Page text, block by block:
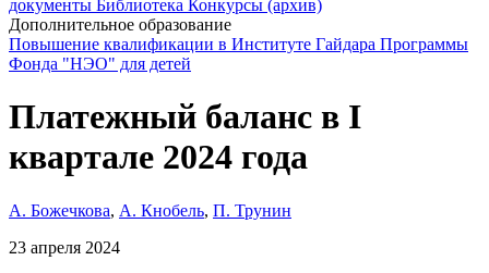
документы Библиотека Конкурсы (архив)
Дополнительное образование
Повышение квалификации в Институте Гайдара Программы
Фонда "НЭО" для детей
Платежный баланс в I
квартале 2024 года
А. Божечкова, А. Кнобель, П. Трунин
23 апреля 2024